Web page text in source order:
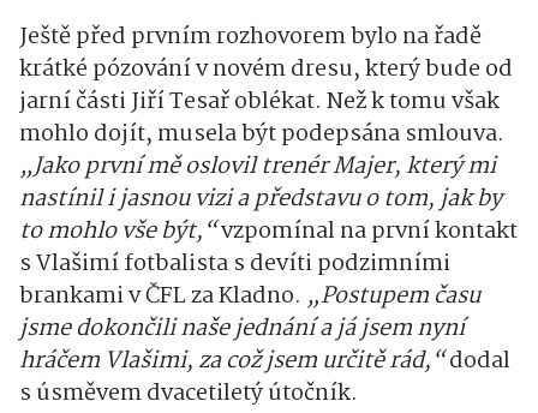
Ještě před prvním rozhovorem bylo na řadě
krátké pózování v novém dresu, který bude od
jarní části Jiří Tesař oblékat. Než k tomu však
mohlo dojít, musela být podepsána smlouva.
„Jako první mě oslovil trenér Majer, který mi
nastínil i jasnou vizi a představu o tom, jak by
to mohlo vše být,“vzpomínal na první kontakt
s Vlašimí fotbalista s devíti podzimními
brankami v ČFL za Kladno. „Postupem času
jsme dokončili naše jednání a já jsem nyní
hráčem Vlašimi, za což jsem určitě rád,“dodal
s úsměvem dvacetiletý útočník.